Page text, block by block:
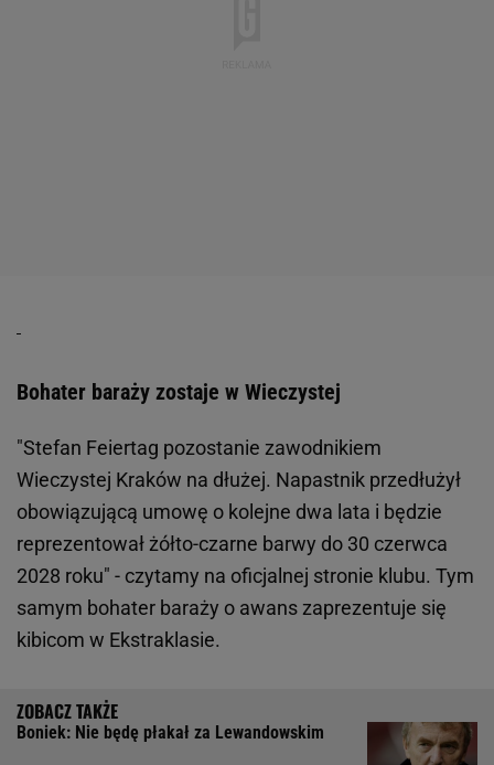
Bohater baraży zostaje w Wieczystej
"Stefan Feiertag pozostanie zawodnikiem
Wieczystej Kraków na dłużej. Napastnik przedłużył
obowiązującą umowę o kolejne dwa lata i będzie
reprezentował żółto-czarne barwy do 30 czerwca
2028 roku" - czytamy na oficjalnej stronie klubu. Tym
samym bohater baraży o awans zaprezentuje się
kibicom w Ekstraklasie.
Boniek: Nie będę płakał za Lewandowskim